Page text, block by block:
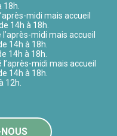
18h.
midi mais accueil
14h à 18h.
midi mais accueil
14h à 18h.
14h à 18h.
midi mais accueil
14h à 18h.
12h.